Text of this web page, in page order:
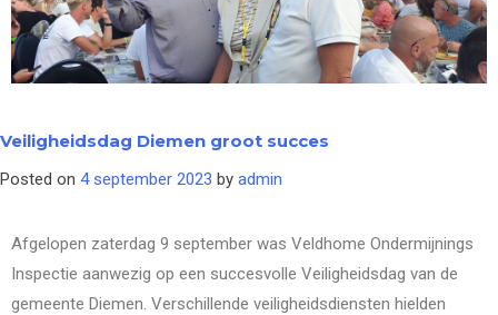
Veiligheidsdag Diemen groot succes
Posted on 4 september 2023 by admin
Afgelopen zaterdag 9 september was Veldhome Ondermijnings
Inspectie aanwezig op een succesvolle Veiligheidsdag van de
gemeente Diemen. Verschillende veiligheidsdiensten hielden